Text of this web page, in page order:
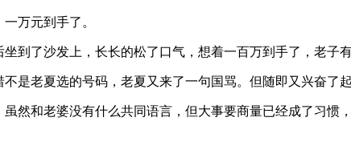
万元到手了。
到了沙发上，长长的松了口气，想着一百万到手了，老子
是老夏选的号码，老夏又来了一句国骂。但随即又兴奋了
然和老婆没有什么共同语言，但大事要商量已经成了习惯